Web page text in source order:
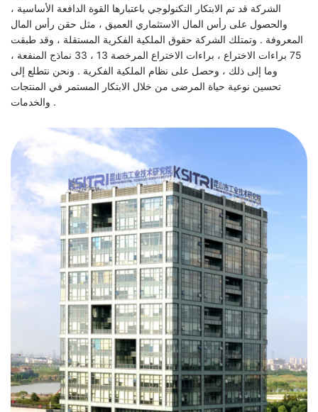
الشركة قد تم الابتكار التكنولوجي باعتبارها القوة الدافعة الأساسية ،
والحصول على رأس المال الاستثماري العميق ، مثل حقن رأس المال
المعروفة . وتمتلك الشركة حقوق الملكية الفكرية المستقلة ، وقد طبقت
75 براءات الاختراع ، براءات الاختراع المرخصة 13 ، 33 نماذج المنفعة ،
وما إلى ذلك ، وحصل على نظام الملكية الفكرية . ونحن نتطلع إلى
تحسين نوعية حياة المرضى من خلال الابتكار المستمر في المنتجات
والخدمات .